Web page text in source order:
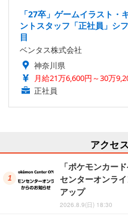
「27卒」ゲームイラスト・
ントスタッフ「正社員」シ
目
ベンタス株式会社
神奈川県
月給21万6,600円～30万
正社員
アクセ
「ポケモンカー
センターオンラ
アップ
2026.8.9(日) 18:30